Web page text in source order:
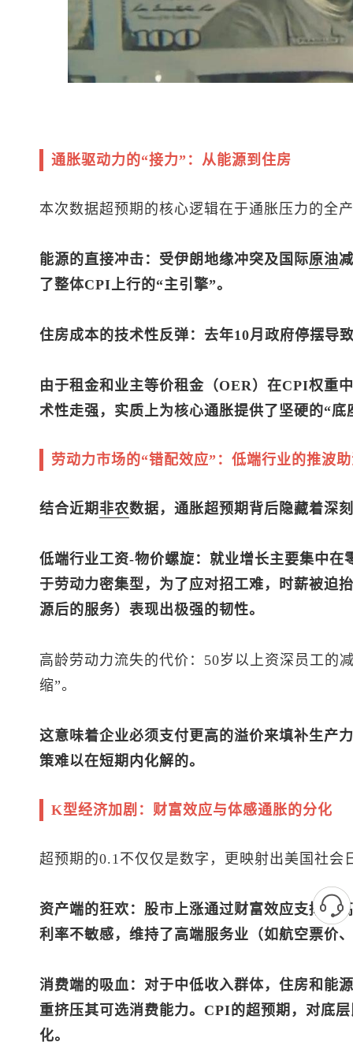
通胀驱动力的“接力”：从能源到住房
本次数据超预期的核心逻辑在于通胀压力的全
能源的直接冲击：受伊朗地缘冲突及国际原油
了整体CPI上行的“主引擎”。
住房成本的技术性反弹：去年10月政府停摆导
由于租金和业主等价租金（OER）在CPI权重
术性走强，实质上为核心通胀提供了坚硬的“底
劳动力市场的“错配效应”：低端行业的推波
结合近期 非农数据，通胀超预期背后隐藏着深
低端行业工资-物价螺旋：就业增长主要集中在
于劳动力密集型，为了应对招工难，时薪被迫
源后的服务）表现出极强的韧性。
高龄劳动力流失的代价：50岁以上资深员工的
缩”。
这意味着企业必须支付更高的溢价来填补生产
策难以在短期内化解的。
K型经济加剧：财富效应与体感通胀的分化
超预期的0.1不仅仅是数字，更映射出美国社会
资产端的狂欢：股市上涨通过财富效应支撑了
利率不敏感，维持了高端服务业（如航空票价
消费端的吸血：对于中低收入群体，住房和能
重挤压其可选消费能力。CPI的超预期，对底
化。